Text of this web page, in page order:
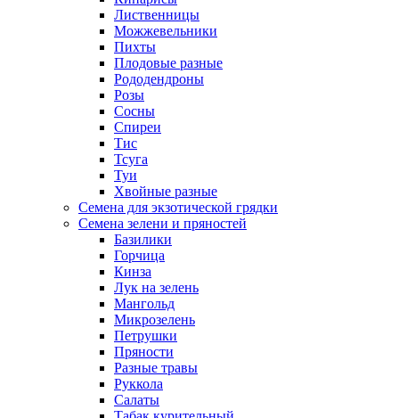
Лиственницы
Можжевельники
Пихты
Плодовые разные
Рододендроны
Розы
Сосны
Спиреи
Тис
Тсуга
Туи
Хвойные разные
Семена для экзотической грядки
Семена зелени и пряностей
Базилики
Горчица
Кинза
Лук на зелень
Мангольд
Микрозелень
Петрушки
Пряности
Разные травы
Руккола
Салаты